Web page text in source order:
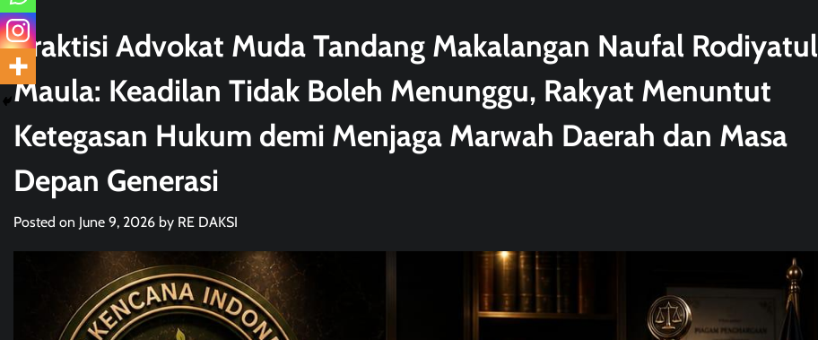
Praktisi Advokat Muda Tandang Makalangan Naufal Rodiyatul
Maula: Keadilan Tidak Boleh Menunggu, Rakyat Menuntut
Ketegasan Hukum demi Menjaga Marwah Daerah dan Masa
Depan Generasi
Posted on June 9, 2026 by RE DAKSI